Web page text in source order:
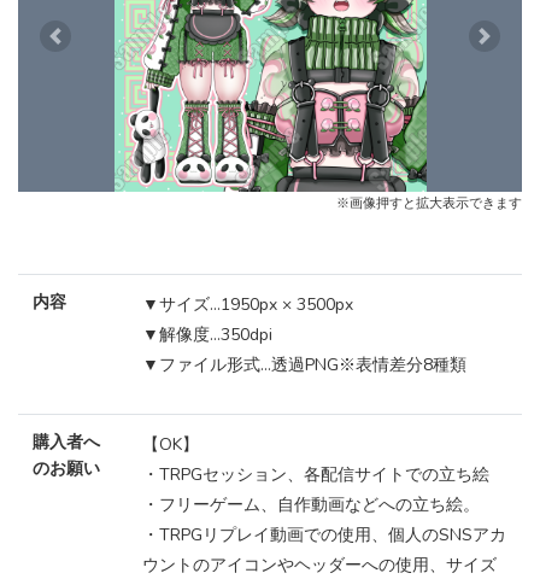
Previous Next
※画像押すと拡大表示できます
内容
▼サイズ…1950px × 3500px
▼解像度…350dpi
▼ファイル形式…透過PNG※表情差分8種類
購入者へ
のお願い
【OK】
・TRPGセッション、各配信サイトでの立ち絵
・フリーゲーム、自作動画などへの立ち絵。
・TRPGリプレイ動画での使用、個人のSNSアカ
ウントのアイコンやヘッダーへの使用、サイズ